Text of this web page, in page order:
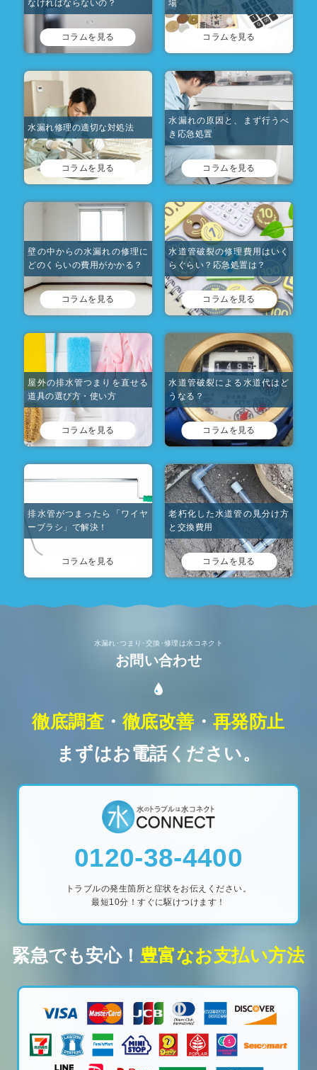
なければならないの？
コラムを見る
場
コラムを見る
水漏れ修理の適切な対処法
コラムを見る
水漏れの原因と、まず行うべ
き応急処置
コラムを見る
壁の中からの水漏れの修理に
どのくらいの費用がかかる？
コラムを見る
水道管破裂の修理費用はいく
らぐらい？応急処置は？
コラムを見る
屋外の排水管つまりを直せる
道具の選び方・使い方
コラムを見る
水道管破裂による水道代はど
うなる？
コラムを見る
排水管がつまったら「ワイヤ
ーブラシ」で解決！
コラムを見る
老朽化した水道管の見分け方
と交換費用
コラムを見る
水漏れ･つまり･交換･修理は水コネクト
お問い合わせ
徹底調査 ・ 徹底改善 ・ 再発防止
まずはお電話ください。
0120-38-4400
トラブルの発生箇所と症状をお伝えください。
最短10分！すぐに駆けつけます！
緊急でも安心！ 豊富なお支払い方法